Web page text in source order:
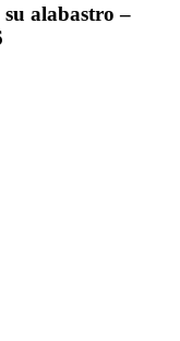
su alabastro –